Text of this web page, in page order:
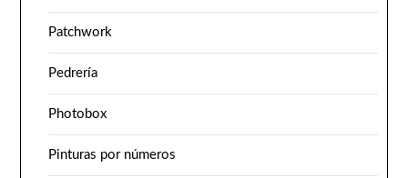
Patchwork
Pedrería
Photobox
Pinturas por números